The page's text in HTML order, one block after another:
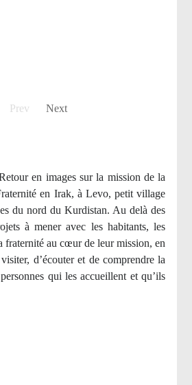
Prev Next
en images sur la mission de la
en Irak, à Levo, petit village
du nord du Kurdistan. Au delà des
à mener avec les habitants, les
fraternité au cœur de leur mission, en
d’écouter et de comprendre la
qui les accueillent et qu’ils